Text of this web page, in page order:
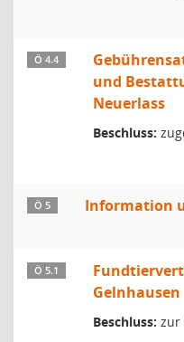
Ö 4.4
und
Neuerlass
Beschluss:
Ö 5 Information
Ö 5.1
Gelnhausen
Beschluss: zur